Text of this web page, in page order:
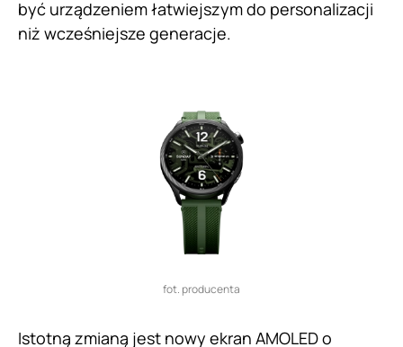
być urządzeniem łatwiejszym do personalizacji
niż wcześniejsze generacje.
fot. producenta
Istotną zmianą jest nowy ekran AMOLED o